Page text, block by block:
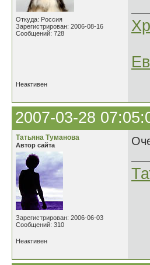
Откуда: Россия
Зарегистрирован: 2006-08-16
Сообщений: 728
Неактивен
2007-03-28
Татьяна Туманова
Автор сайта
Зарегистрирован: 2006-06-03
Сообщений: 310
Неактивен